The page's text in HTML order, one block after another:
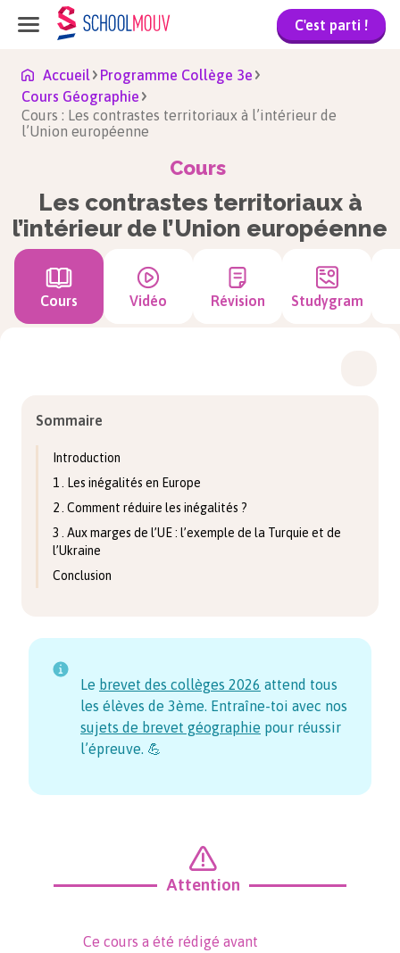
C'est parti !
Accueil
Programme Collège 3e
Cours Géographie
Cours : Les contrastes territoriaux à l’intérieur de
l’Union européenne
Cours
Les contrastes territoriaux à
l’intérieur de l’Union européenne
Cours Vidéo Révision Studygram
Sommaire
Introduction
1 . Les inégalités en Europe
2 . Comment réduire les inégalités ?
3 . Aux marges de l’UE : l’exemple de la Turquie et de
l’Ukraine
Conclusion
Le brevet des collèges 2026 attend tous
les élèves de 3ème. Entraîne-toi avec nos
sujets de brevet géographie pour réussir
l’épreuve. 💪
Attention
Ce cours a été rédigé avant